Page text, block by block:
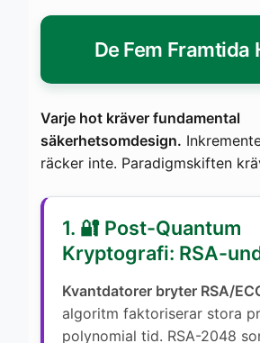
De Fem Framtida
Varje hot kräver fundamental
säkerhetsomdesign.
räcker inte. Paradigmskiften
1. 🔐 Post-Quantum
Kryptografi: RSA-
Kvantdatorer bryter RSA/
algoritm faktoriserar stora
polynomial tid. RSA-2048